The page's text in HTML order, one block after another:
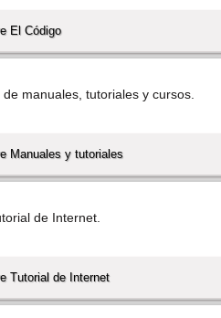
El Código
manuales, tutoriales y cursos.
Manuales y tutoriales
de Internet.
Tutorial de Internet